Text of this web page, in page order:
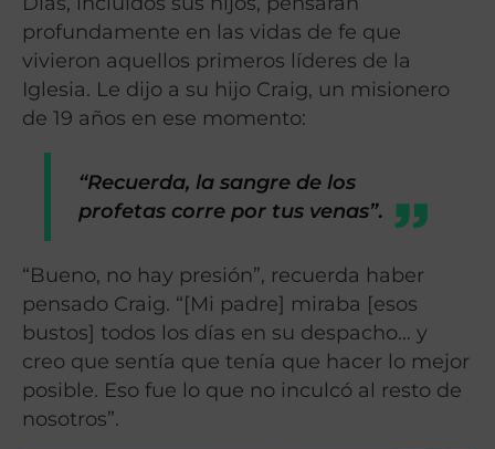
profundamente en las vidas de fe que
vivieron aquellos primeros líderes de la
Iglesia. Le dijo a su hijo Craig, un misionero
de 19 años en ese momento:
“Recuerda, la sangre de los
profetas corre por tus venas”.
“Bueno, no hay presión”, recuerda haber
pensado Craig. “[Mi padre] miraba [esos
bustos] todos los días en su despacho… y
creo que sentía que tenía que hacer lo mejor
posible. Eso fue lo que no inculcó al resto de
nosotros”.